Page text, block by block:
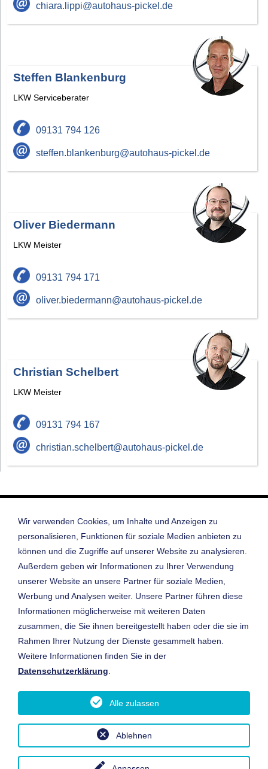
chiara.lippi@autohaus-pickel.de
Steffen Blankenburg
LKW Serviceberater
09131 794 126
steffen.blankenburg@autohaus-pickel.de
Oliver Biedermann
LKW Meister
09131 794 171
oliver.biedermann@autohaus-pickel.de
Christian Schelbert
LKW Meister
09131 794 167
christian.schelbert@autohaus-pickel.de
Datenschutz
Datenschutz Pickel App
Impressum
Cookie-Einstellungen
Kontakt & Anfahrt
Öffnungszeiten
Gebrauchtwagen-Suche
Autohaus Josef Pickel GmbH & Co. KG
Autorisierter smart Service
Frauenauracher Straße 95
91056 Erlangen
Fax. +49 9131 794 154
WhatsApp:+173 72 79 464
Wir verwenden Cookies, um Inhalte und Anzeigen zu
personalisieren, Funktionen für soziale Medien anbieten zu
können und die Zugriffe auf unserer Website zu analysieren.
Außerdem geben wir Informationen zu Ihrer Verwendung
unserer Website an unsere Partner für soziale Medien,
Werbung und Analysen weiter. Unsere Partner führen diese
Informationen möglicherweise mit weiteren Daten
zusammen, die Sie ihnen bereitgestellt haben oder die sie im
Rahmen Ihrer Nutzung der Dienste gesammelt haben.
Weitere Informationen finden Sie in der
Datenschutzerklärung
Ablehnen
Alle zulassen